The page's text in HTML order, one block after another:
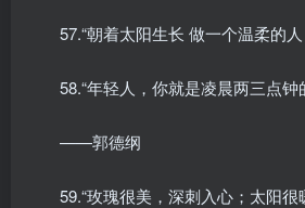
57.“朝着太阳生长 做一个温柔的
58.“年轻人，你就是凌晨两三点钟
——郭德纲
59.“玫瑰很美，深刺入心；太阳